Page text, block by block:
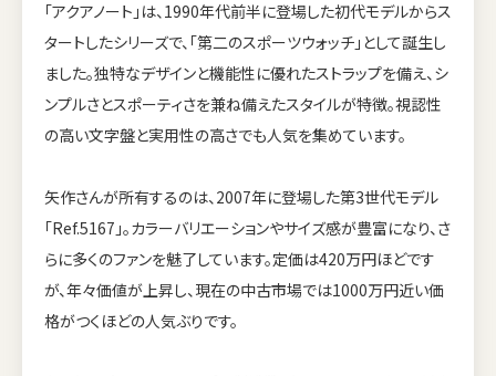
「アクアノート」は、1990年代前半に登場した初代モデルからス
タートしたシリーズで、「第二のスポーツウォッチ」として誕生し
ました。独特なデザインと機能性に優れたストラップを備え、シ
ンプルさとスポーティさを兼ね備えたスタイルが特徴。視認性
の高い文字盤と実用性の高さでも人気を集めています。
矢作さんが所有するのは、2007年に登場した第3世代モデル
「Ref.5167」。カラーバリエーションやサイズ感が豊富になり、さ
らに多くのファンを魅了しています。定価は420万円ほどです
が、年々価値が上昇し、現在の中古市場では1000万円近い価
格がつくほどの人気ぶりです。